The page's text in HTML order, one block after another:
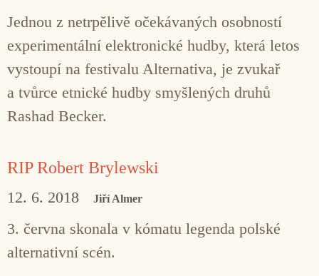
Jednou z netrpělivě očekávaných osobností
experimentální elektronické hudby, která letos
vystoupí na festivalu Alternativa, je zvukař
a tvůrce etnické hudby smyšlených druhů
Rashad Becker.
RIP Robert Brylewski
12. 6. 2018 Jiří Almer
3. června skonala v kómatu legenda polské
alternativní scén.